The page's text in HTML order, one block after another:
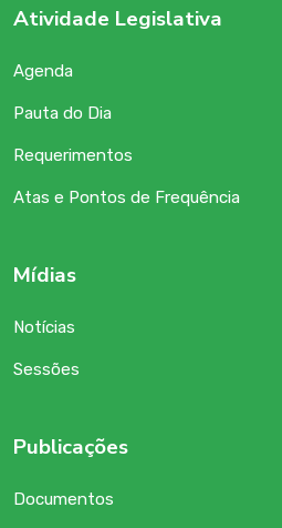
Atividade Legislativa
Agenda
Pauta do Dia
Requerimentos
Atas e Pontos de Frequência
Mídias
Notícias
Sessões
Publicações
Documentos